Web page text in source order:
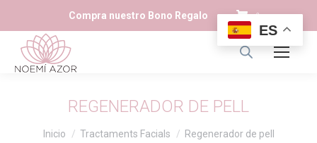
Compra nuestro Bono Regalo 0
REGENERADOR DE PELL
Estás aquí:
Inicio Tractaments Facials Regenerador de pell
ES